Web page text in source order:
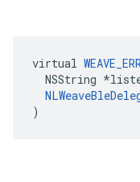
virtual
NSString
)